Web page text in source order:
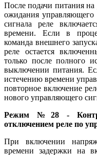
После подачи питания на
ожидания управляющего
сигнала реле
времени. Если в
команда внешнего
реле остается
только после полного
выключении питания.
истечению времени
повторное включение
нового управляющего
Режим №28 -
отключением реле по
При включении
времени задержки на